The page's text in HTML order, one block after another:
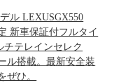
新車保証付フルタイ
チテレインセレク
ル搭載。最新安全装
ぜひ。